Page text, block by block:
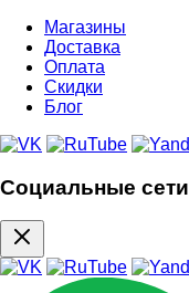
Магазины
Доставка
Оплата
Скидки
Блог
Социальные сети